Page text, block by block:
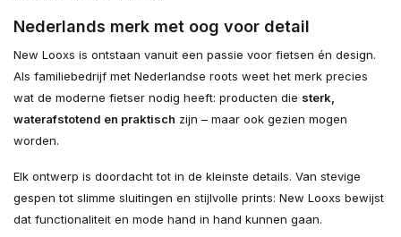
Nederlands merk met oog voor detail
New Looxs is ontstaan vanuit een passie voor fietsen én design.
Als familiebedrijf met Nederlandse roots weet het merk precies
wat de moderne fietser nodig heeft: producten die sterk,
waterafstotend en praktisch zijn – maar ook gezien mogen
worden.
Elk ontwerp is doordacht tot in de kleinste details. Van stevige
gespen tot slimme sluitingen en stijlvolle prints: New Looxs bewijst
dat functionaliteit en mode hand in hand kunnen gaan.